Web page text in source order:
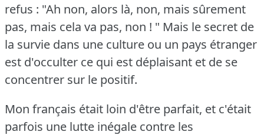
refus : "Ah non, alors là, non, mais sûrement
pas, mais cela va pas, non ! " Mais le secret de
la survie dans une culture ou un pays étranger
est d'occulter ce qui est déplaisant et de se
concentrer sur le positif.
Mon français était loin d'être parfait, et c'était
parfois une lutte inégale contre les